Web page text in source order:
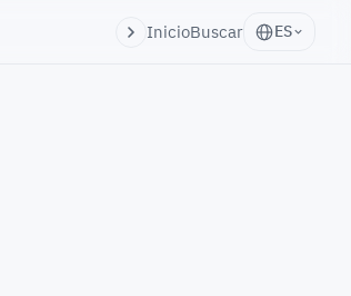
InicioBuscar ES